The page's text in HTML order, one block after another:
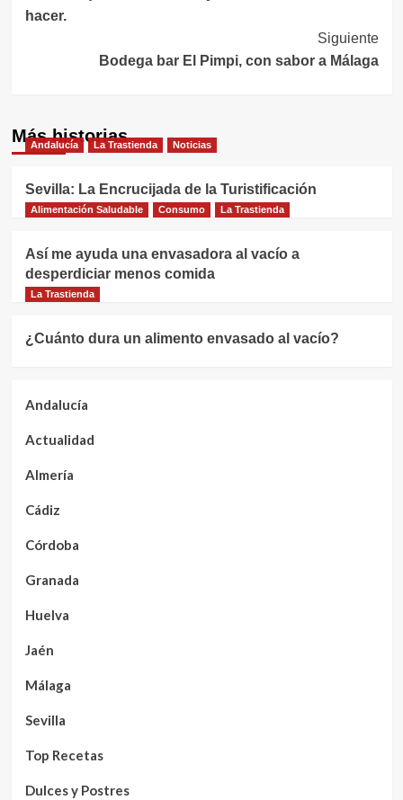
hacer.
Siguiente
Bodega bar El Pimpi, con sabor a Málaga
Más historias
Andalucía La Trastienda Noticias
Sevilla: La Encrucijada de la Turistificación
Alimentación Saludable Consumo La Trastienda
Así me ayuda una envasadora al vacío a
desperdiciar menos comida
La Trastienda
¿Cuánto dura un alimento envasado al vacío?
Andalucía
Actualidad
Almería
Cádiz
Córdoba
Granada
Huelva
Jaén
Málaga
Sevilla
Top Recetas
Dulces y Postres